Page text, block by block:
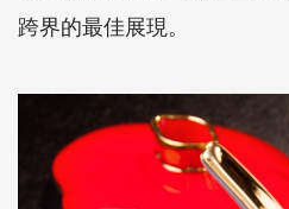
跨界的最佳展現。